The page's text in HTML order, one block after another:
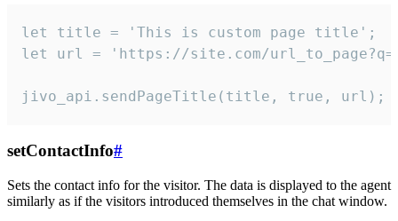
let title = 'This is custom page title';
let url = 'https://site.com/
jivo_api.sendPageTitle(title, true, url);
setContactInfo#
Sets the contact info for the visitor. The data is displayed to the agent
similarly as if the visitors introduced themselves in the chat window.